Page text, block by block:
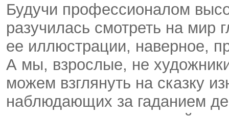
Будучи профессионалом
разучилась смотреть на мир
ее иллюстрации, наверное,
А мы, взрослые, не
можем взглянуть на сказку
наблюдающих за гаданием